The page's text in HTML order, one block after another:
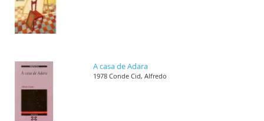
A casa de Adara
1978 Conde Cid, Alfredo